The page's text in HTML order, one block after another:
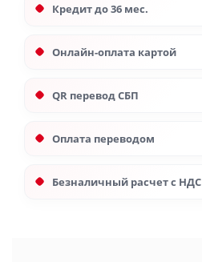
Кредит до 36 мес.
Онлайн-оплата картой
QR перевод СБП
Оплата переводом
Безналичный расчет с НДС